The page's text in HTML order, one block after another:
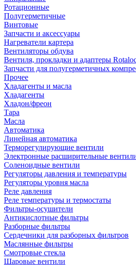
Ротационные
Полугерметичные
Винтовые
Запчасти и аксессуары
Нагреватели картера
Вентиляторы обдува
Вентиля, прокладки и адаптеры
Запчасти для полугерметичных
Прочее
Хладагенты и масла
Хладагенты
Хладон/фреон
Тара
Масла
Автоматика
Линейная автоматика
Терморегулирующие вентили
Электронные расширительные
Соленоидные вентили
Регуляторы давления и температуры
Регуляторы уровня масла
Реле давления
Реле температуры и термостаты
Фильтры-осушители
Антикислотные фильтры
Разборные фильтры
Сердечники для разборных фильтров
Маслянные фильтры
Смотровые стекла
Шаровые вентили